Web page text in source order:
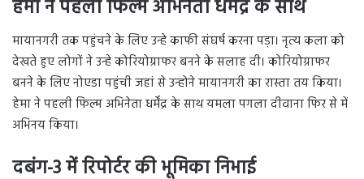
हेमा ने पहली फिल्म अभिनेता धर्मेंद्र के साथ
मायानगरी तक पहुंचने के लिए उन्हे काफी संघर्ष करना पड़ा। नृत्य कला को
देखते हुए लोगों ने उन्हे कोरियोग्राफर बनने के सलाह दी। कोरियोग्राफर
बनने के लिए नोएडा पहुंची जहां से उन्होने मायानगरी का रास्ता तय किया।
हेमा ने पहली फिल्म अभिनेता धर्मेंद्र के साथ यमला पगला दीवाना फिर से में
अभिनय किया।
दबंग-3 में रिपोर्टर की भूमिका निभाई